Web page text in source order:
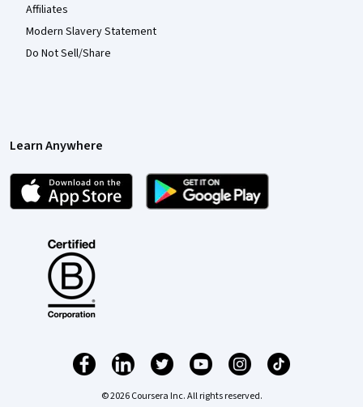
Affiliates
Modern Slavery Statement
Do Not Sell/Share
Learn Anywhere
© 2026 Coursera Inc. All rights reserved.